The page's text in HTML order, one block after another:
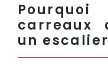
carreaux
un